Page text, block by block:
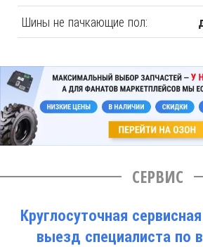
Шины не пачкающие пол:
СЕРВИС
Круглосуточная
выезд специалиста по